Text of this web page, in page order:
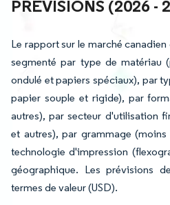
PRÉVISIONS (2026 -
Le rapport sur le marché
segmenté par type de matériau
ondulé et papiers spéciaux), par
papier souple et rigide), par
autres), par secteur d'utilisation
et autres), par grammage
technologie d'impression
géographique. Les prévisions
termes de valeur (USD).